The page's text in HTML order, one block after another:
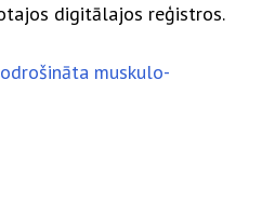
digitālajos reģistros.
muskulo-